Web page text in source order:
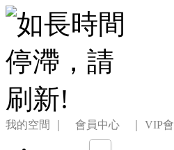
我的空間 ｜ 會員中心 ｜ VIP